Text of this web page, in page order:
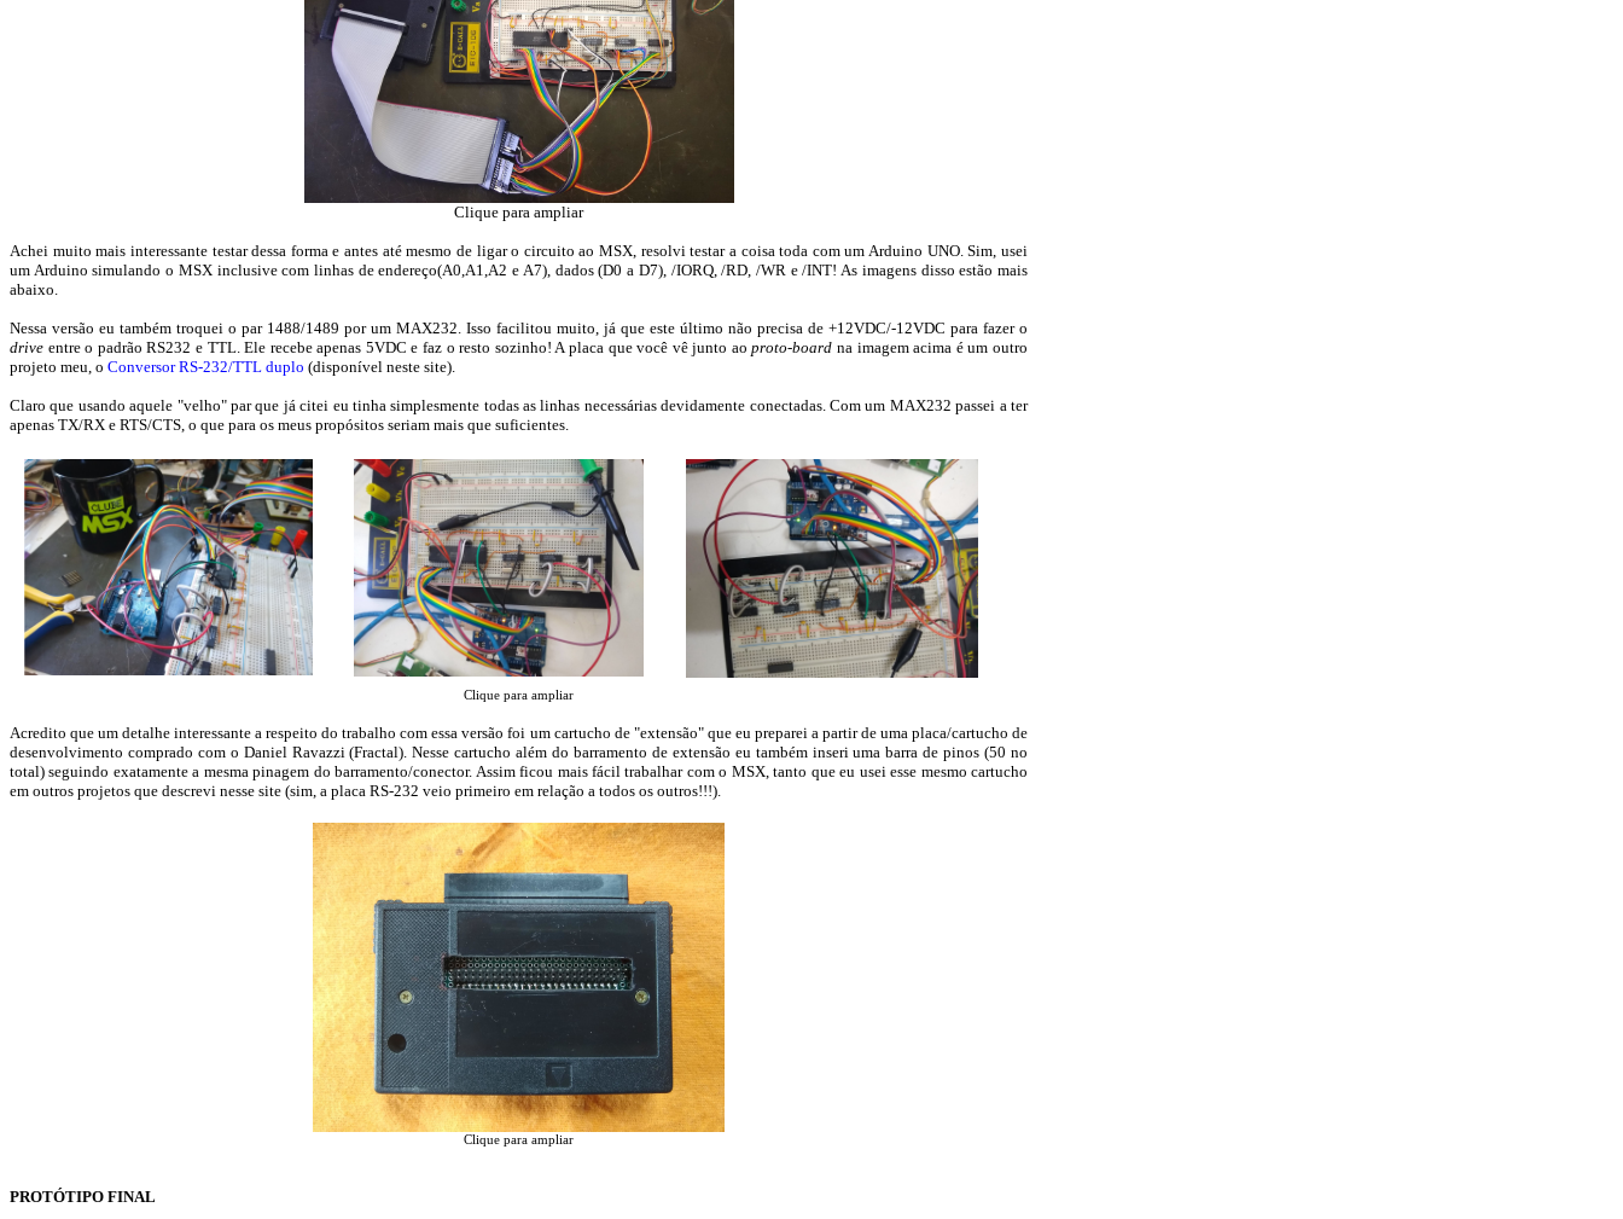
Clique para ampliar
Achei muito mais interessante testar dessa forma e antes até mesmo de ligar o circuito ao MSX, resolvi testar a coisa toda com um Arduino UNO. Sim, usei
um Arduino simulando o MSX inclusive com linhas de endereço(A0,A1,A2 e A7), dados (D0 a D7), /IORQ, /RD, /WR e /INT! As imagens disso estão mais
abaixo.
Nessa versão eu também troquei o par 1488/1489 por um MAX232. Isso facilitou muito, já que este último não precisa de +12VDC/-12VDC para fazer o
drive entre o padrão RS232 e TTL. Ele recebe apenas 5VDC e faz o resto sozinho! A placa que você vê junto aoproto-board na imagem acima é um outro
projeto meu, o Conversor RS-232/TTL duplo (disponível neste site).
Claro que usando aquele "velho" par que já citei eu tinha simplesmente todas as linhas necessárias devidamente conectadas. Com um MAX232 passei a ter
apenas TX/RX e RTS/CTS, o que para os meus propósitos seriam mais que suficientes.
Clique para ampliar
Acredito que um detalhe interessante a respeito do trabalho com essa versão foi um cartucho de "extensão" que eu preparei a partir de uma placa/cartucho de
desenvolvimento comprado com o Daniel Ravazzi (Fractal). Nesse cartucho além do barramento de extensão eu também inseri uma barra de pinos (50 no
total) seguindo exatamente a mesma pinagem do barramento/conector. Assim ficou mais fácil trabalhar com o MSX, tanto que eu usei esse mesmo cartucho
em outros projetos que descrevi nesse site (sim, a placa RS-232 veio primeiro em relação a todos os outros!!!).
Clique para ampliar
PROTÓTIPO FINAL